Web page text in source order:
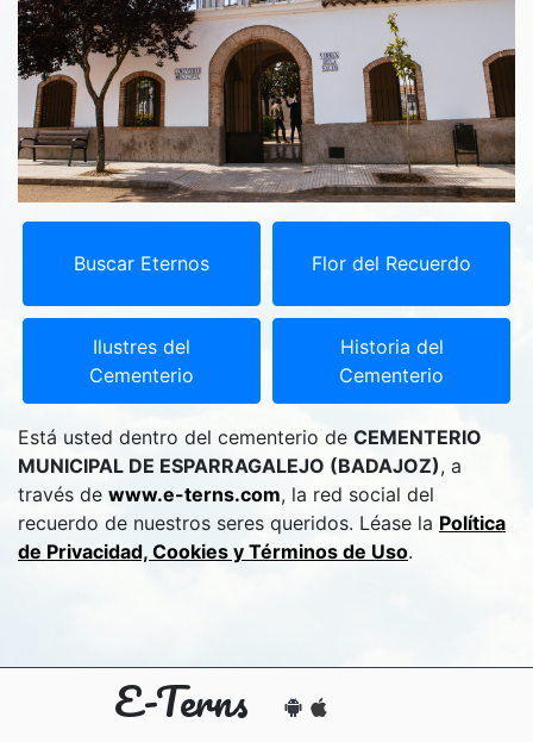
Buscar Eternos Flor del Recuerdo
Ilustres del
Cementerio
Historia del
Cementerio
Está usted dentro del cementerio de CEMENTERIO
MUNICIPAL DE ESPARRAGALEJO (BADAJOZ), a
través de www.e-terns.com, la red social del
recuerdo de nuestros seres queridos. Léase la Política
de Privacidad, Cookies y Términos de Uso.
E-Terns